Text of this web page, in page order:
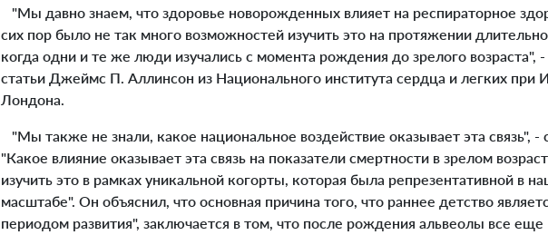
"Мы давно знаем, что здоровье новорожденных влияет на респираторное
сих пор было не так много возможностей изучить это на протяжении
когда одни и те же люди изучались с момента рождения до зрелого возраста", -
статьи Джеймс П. Аллинсон из Национального института сердца и легких
Лондона.
"Мы также не знали, какое национальное воздействие оказывает эта связь", -
"Какое влияние оказывает эта связь на показатели смертности в зрелом
изучить это в рамках уникальной когорты, которая была репрезентативной в
масштабе". Он объяснил, что основная причина того, что раннее детство
периодом развития", заключается в том, что после рождения альвеолы все еще